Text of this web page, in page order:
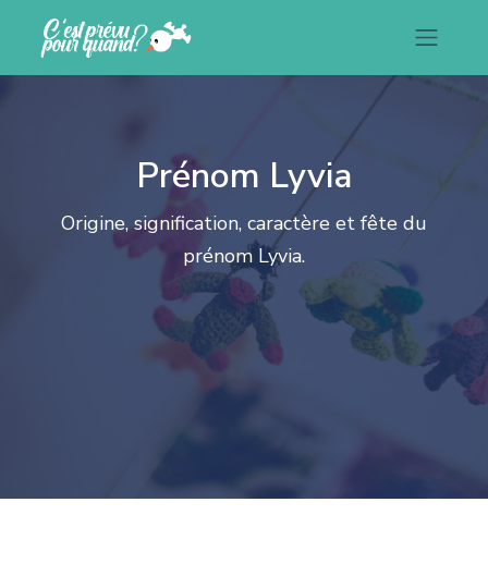
Prénom Lyvia
Origine, signification, caractère et fête du
prénom Lyvia.